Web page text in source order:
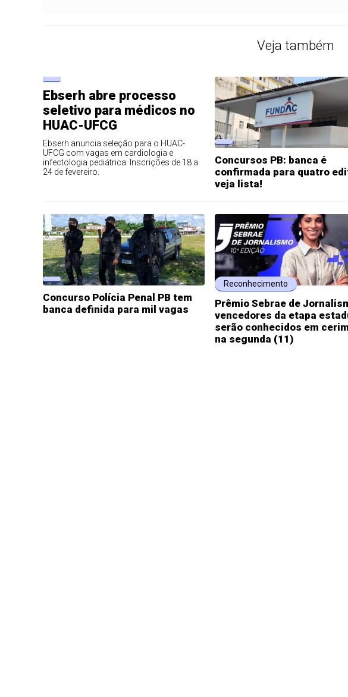
Veja também
Ebserh abre processo
seletivo para médicos no
HUAC-UFCG
Ebserh anuncia seleção para o HUAC-
UFCG com vagas em cardiologia e
infectologia pediátrica. Inscrições de 18 a
24 de fevereiro.
Concursos PB: banca é
confirmada para quatro
veja lista!
Concurso Polícia Penal PB tem
banca definida para mil vagas
Reconhecimento
Prêmio Sebrae de
vencedores da etapa
serão conhecidos em
na segunda (11)